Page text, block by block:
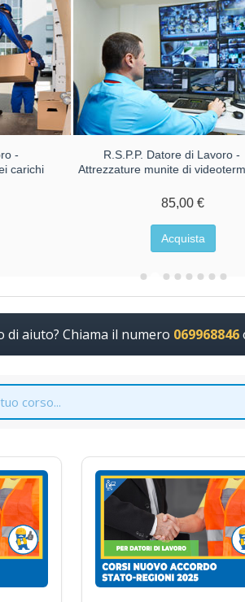
-
carichi
R.S.P.P. Datore di Lavoro -
Attrezzature munite di
85,00 €
Acquista
di aiuto? Chiama il numero 069968846